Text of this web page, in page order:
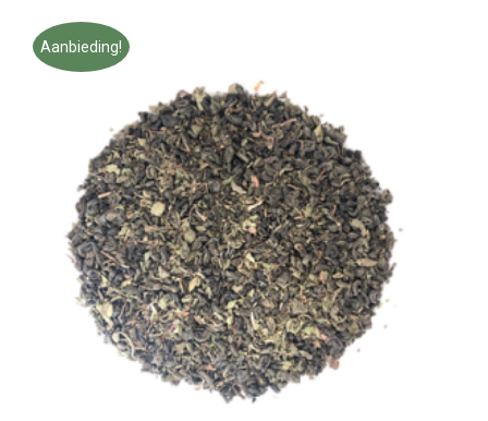
optie
kan
gekozen
worden
op
de
productpagina
Aanbieding!